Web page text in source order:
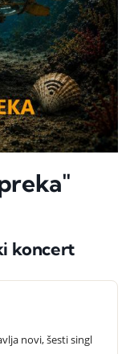
koncert
novi, šesti singl